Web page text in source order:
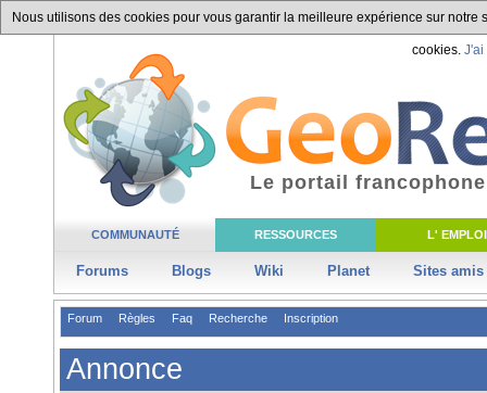
Nous utilisons des cookies pour vous garantir la meilleure expérience sur
cookies. J'ai
COMMUNAUTÉ RESSOURCES L' EMPLOI
Forums Blogs Wiki Planet Sites amis
Le portail
Forum Règles Faq Recherche Inscription
Annonce